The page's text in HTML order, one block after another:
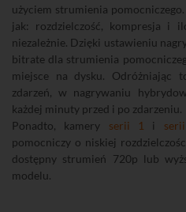
użyciem strumienia
jak: rozdzielczość, kompresja i
niezależnie. Dzięki ustawieniu
bitrate dla strumienia
miejsce na dysku. Odróżniając
zdarzeń, w nagrywaniu
każdej minuty przed i po zdarzeniu.
Ponadto, kamery serii 1 i
pomocniczy o niskiej
dostępny strumień 720p lub
modelu.